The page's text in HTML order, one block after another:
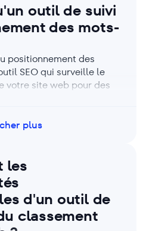
outil de suivi
des mots-
positionnement des
SEO qui surveille le
votre site web pour des
notamment les positions
vous aidant
performances SEO et à
éclairées. Avec un
gratuit, vous
gérer vos mots-clés
plus
les
d'un outil de
classement